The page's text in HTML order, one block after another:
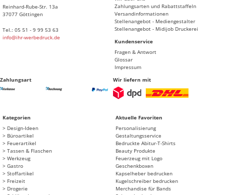
Reinhard-Rube-Str. 13a
37077 Göttingen
Tel.: 05 51 - 9 99 53 63
info@ihr-werbedruck.de
Zahlungsarten und Rabattstaffeln
Versandinformationen
Stellenangebot - Mediengestalter
Stellenangebot - Midijob Druckerei
Kundenservice
Fragen & Antwort
Glossar
Impressum
Wir liefern mit
Zahlungsart
Kategorien
Design-Ideen
Büroartikel
Feuerartikel
Tassen & Flaschen
Werkzeug
Gastro
Stoffartikel
Freizeit
Drogerie
Aktuelle Favoriten
Personalisierung
Gestaltungsservice
Bedruckte Abitur-T-Shirts
Beauty Produkte
Feuerzeug mit Logo
Geschenkboxen
Kapselheber bedrucken
Kugelschreiber bedrucken
Merchandise für Bands